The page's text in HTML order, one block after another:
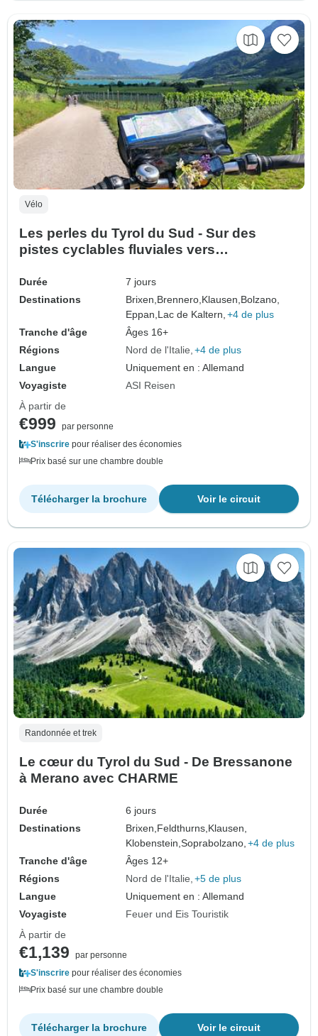
Vélo
Les perles du Tyrol du Sud - Sur des
pistes cyclables fluviales vers
Durée
7 jours
Destinations
Brixen,Brennero,Klausen,Bolzano,
Eppan,Lac de Kaltern, +4 de plus
Tranche d'âge
Âges 16+
Régions
Nord de l'Italie +4 de plus
Langue
Uniquement en : Allemand
Voyagiste
ASI Reisen
À partir de
€999
par personne
S'inscrire pour réaliser des économies
Prix basé sur une chambre double
Voir le circuit
Télécharger la brochure
Randonnée et trek
Le cœur du Tyrol du Sud - De Bressanone
à Merano avec CHARME
Durée
6 jours
Destinations
Brixen, Feldthurns, Klausen,
Klobenstein,Soprabolzano, +4 de plus
Tranche d'âge
Âges 12+
Régions
Nord de l'Italie +5 de plus
Langue
Uniquement en : Allemand
Voyagiste
Feuer und Eis Touristik
À partir de
€1,139
par personne
S'inscrire pour réaliser des économies
Prix basé sur une chambre double
Voir le circuit
Télécharger la brochure